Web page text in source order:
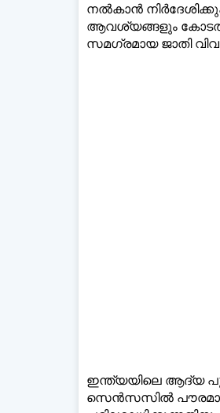
നല്‍കാന്‍
ആവശ്യങ്ങളും കോടതി
സമഗ്രമായ ജാതി
ഇന്ത്യയിലെ ആദ്യ
സെന്‍സസില്‍